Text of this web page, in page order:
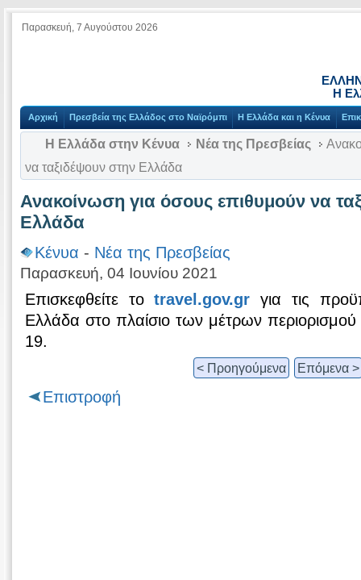
Παρασκευή, 7 Αυγούστου 2026
Η
Αρχική Πρεσβεία της Ελλάδος στο Ναϊρόμπι Η Ελλάδα και η Κένυα
Η Ελλάδα στην Κένυα Νέα της Πρεσβείας
να ταξιδέψουν στην Ελλάδα
Ανακοίνωση για όσους επιθυμούν να
Ελλάδα
Κένυα - Νέα της Πρεσβείας
Παρασκευή, 04 Ιουνίου 2021
Επισκεφθείτε τοtravel.gov.gr για τις
Ελλάδα στο πλαίσιο των μέτρων
19.
< Προηγούμενα Επόμενα >
Επιστροφή